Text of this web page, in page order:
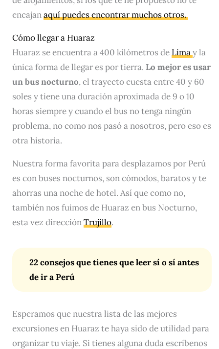
encajanaquí puedes encontrar muchos otros.
Cómo llegar a Huaraz
Huaraz se encuentra a 400 kilómetros deLimay la
única forma de llegar es por tierra. Lo mejor es usar
un bus nocturno, el trayecto cuesta entre 40 y 60
soles y tiene una duración aproximada de 9 o 10
horas siempre y cuando el bus no tenga ningún
problema, no como nos pasó a nosotros, pero eso es
otra historia.
Nuestra forma favorita para desplazamos por Perú
es con buses nocturnos, son cómodos, baratos y te
ahorras una noche de hotel. Así que como no,
también nos fuimos de Huaraz en bus Nocturno,
esta vez direcciónTrujillo.
22 consejos que tienes que leer sí o sí antes
de ir a Perú
Esperamos que nuestra lista de las mejores
excursiones en Huaraz te haya sido de utilidad para
organizar tu viaje. Si tienes alguna duda escríbenos